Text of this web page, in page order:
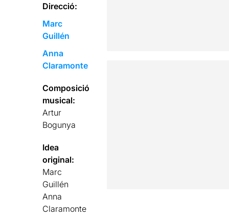
Direcció:
Marc
Guillén
Anna
Claramonte
Composició
musical:
Artur
Bogunya
Idea
original:
Marc
Guillén
Anna
Claramonte